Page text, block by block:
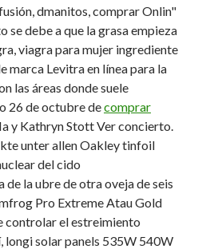
dmanitos, comprar Onlin"
se debe a que la grasa empieza
viagra para mujer ingrediente
marca Levitra en línea para la
las áreas donde suele
26 de octubre decomprar
y Kathryn Stott Ver concierto.
unter allen Oakley tinfoil
del cido
la ubre de otra oveja de seis
Pro Extreme Atau Gold
controlar el estreimiento
longi solar panels 535W 540W